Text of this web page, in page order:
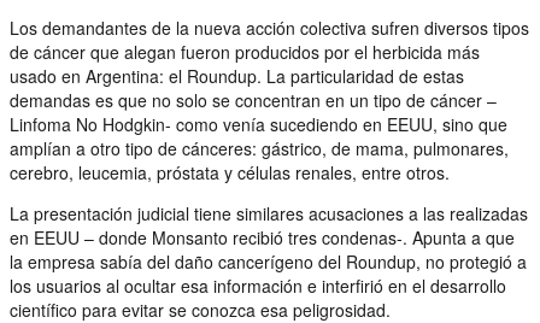
Los demandantes de la nueva acción colectiva sufren diversos tipos
de cáncer que alegan fueron producidos por el herbicida más
usado en Argentina: el Roundup. La particularidad de estas
demandas es que no solo se concentran en un tipo de cáncer –
Linfoma No Hodgkin- como venía sucediendo en EEUU, sino que
amplían a otro tipo de cánceres: gástrico, de mama, pulmonares,
cerebro, leucemia, próstata y células renales, entre otros.
La presentación judicial tiene similares acusaciones a las realizadas
en EEUU – donde Monsanto recibió tres condenas-. Apunta a que
la empresa sabía del daño cancerígeno del Roundup, no protegió a
los usuarios al ocultar esa información e interfirió en el desarrollo
científico para evitar se conozca esa peligrosidad.